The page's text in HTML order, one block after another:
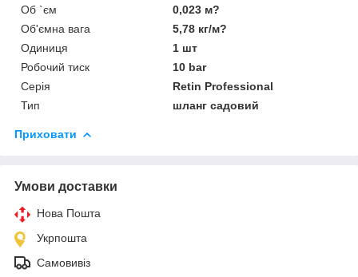
Об `єм
0,023 м?
Об'ємна вага
5,78 кг/м?
Одиниця
1 шт
Робочий тиск
10 bar
Серія
Retin Professional
Тип
шланг садовий
Приховати
Умови доставки
Нова Пошта
Укрпошта
Самовивіз